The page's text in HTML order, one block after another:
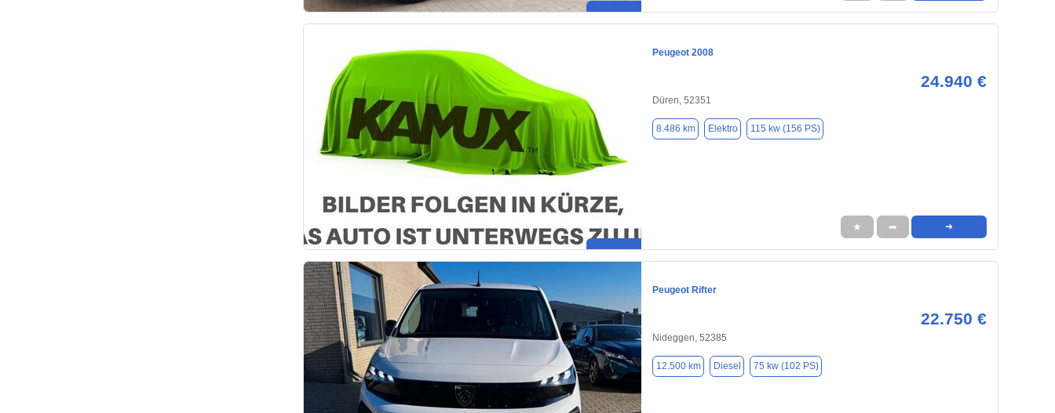
Peugeot 2008
24.940 €
Düren, 52351
8.486 km Elektro 115 kw (156 PS)
★ ➦ ➜
Peugeot Rifter
22.750 €
Nideggen, 52385
12.500 km Diesel 75 kw (102 PS)